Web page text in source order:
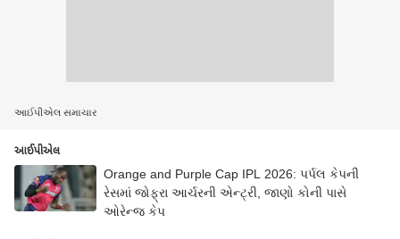
આઈપીએલ સમાચાર
આઈપીએલ
Orange and Purple Cap IPL 2026: પર્પલ કેપની
રેસમાં જોફ્રા આર્ચરની એન્ટ્રી, જાણો કોની પાસે
ઓરેન્જ કેપ